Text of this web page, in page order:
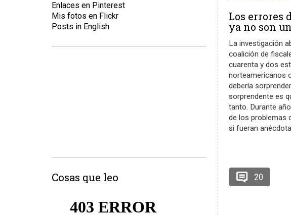
Los errores
ya no son
La investigación
coalición de
cuarenta y dos
norteamericanos
debería
sorprendente es
tanto. Durante
de los problemas
si fueran
20
Enlaces en Pinterest
Mis fotos en Flickr
Posts in English
Cosas que leo